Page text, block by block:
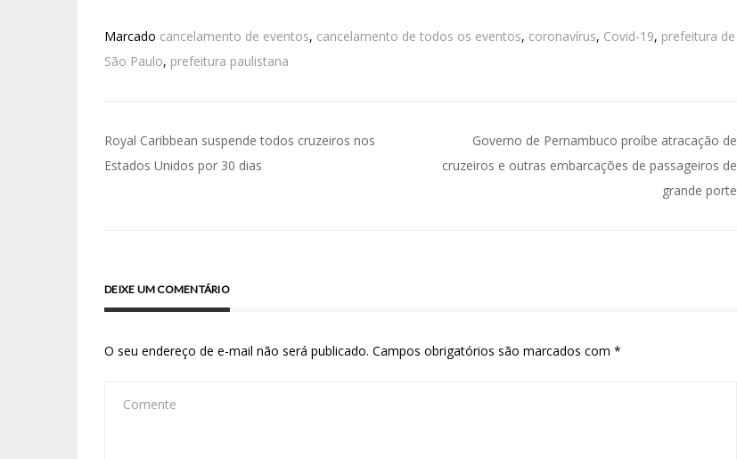
Marcado cancelamento de eventos, cancelamento de todos os eventos, coronavírus, Covid-19, prefeitura de
São Paulo, prefeitura paulistana
Royal Caribbean suspende todos cruzeiros nos
Estados Unidos por 30 dias
Governo de Pernambuco proíbe atracação de
cruzeiros e outras embarcações de passageiros de
grande porte
DEIXE UM COMENTÁRIO
O seu endereço de e-mail não será publicado. Campos obrigatórios são marcados com *